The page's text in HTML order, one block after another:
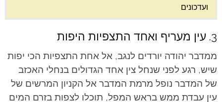
ועדכונים
3. עין מעריף ואחד התצפיות היפות
ממדבר יהודה יורדים לנגב, אל אחת התצפיות הכי יפות
שיש, רגע לפני שנחל צין אחד הגדולים בנחלי האכזב
של המדבר נופל מרמת המדבר אל הקניון המרשים של
עין עבדת ממש בראש המפל, תוכלו לצפות בזרם המים